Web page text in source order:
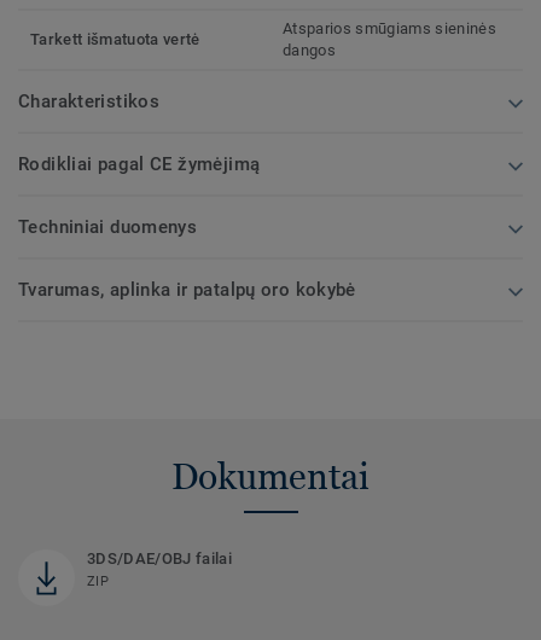
Tarkett išmatuota vertė
Atsparios smūgiams sieninės
dangos
Charakteristikos
Rodikliai pagal CE žymėjimą
Techniniai duomenys
Tvarumas, aplinka ir patalpų oro kokybė
Dokumentai
3DS/DAE/OBJ failai
ZIP